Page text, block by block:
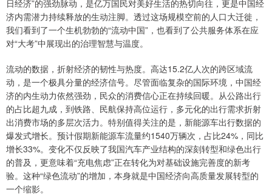
日经济”的强劲脉动，是亿万国民对美好生活的热切向往，更是中国经
济内需潜力持续释放的生动注脚。透过这场规模空前的人口大迁徙，
我们看到了一个生机勃勃的“流动中国”，也看到了公共服务体系在应
对“大考”中展现出的治理智慧与温度。
流动的数据，折射经济的韧性与热度。高达15.2亿人次的跨区域流
动，是一个极具分量的经济信号。尽管面临复杂的国际环境，中国经
济的内生动力依然强劲，民众的消费信心正在持续回暖。从公路出行
的占比超九成，到铁路、民航保持高位运行，多元化的出行需求折射
出消费市场的多层次活力。特别值得关注的是，新能源车出行数据的
爆发式增长。预计假期新能源车流量约1540万辆次，占比24%，同比
增长33%。变化不仅反映了我国汽车产业结构的深刻转型和绿色出行
的普及，更意味着“充电焦虑”正在转化为对基础设施完善度的新考
验。这种“绿色流动”的增加，本身就是中国经济向高质量发展转型的
一个缩影。